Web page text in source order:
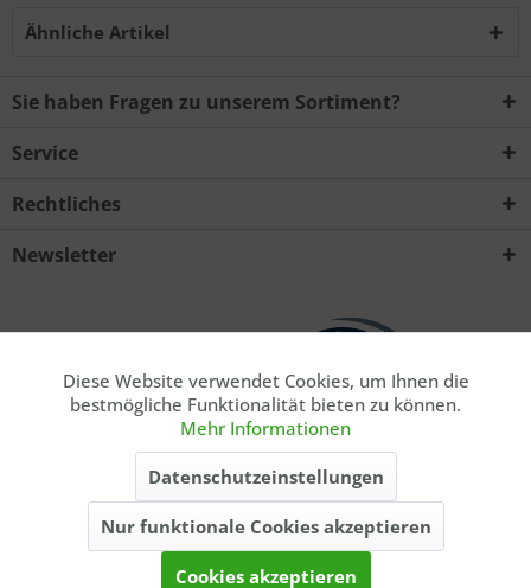
genommen.. *
Ähnliche Artikel
Sie haben Fragen zu unserem Sortiment?
Service
Rechtliches
Newsletter
* Privatkunde. Alle Preise inkl. gesetzl. Mehrwertsteuer zzgl.
Versandkosten, wenn nicht anders beschrieben. Die
Deutschlands, Lieferzeiten für andere Länder entnehmen Sie bitte der
SchaltflächeVersand & Zahlung
Funktionale Aktiv
Aktiv
Tracking Aktiv
Diese Website verwendet Cookies, um Ihnen die
bestmögliche Funktionalität bieten zu können.
Mehr Informationen
Datenschutzeinstellungen
Nur funktionale Cookies akzeptieren
Cookies akzeptieren